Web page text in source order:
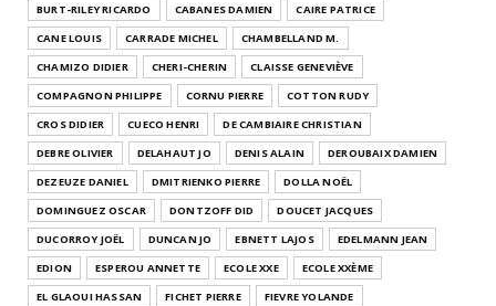
BURT-RILEY RICARDO
CABANES DAMIEN
CAIRE PATRICE
CANE LOUIS
CARRADE MICHEL
CHAMBELLAND M.
CHAMIZO DIDIER
CHERI-CHERIN
CLAISSE GENEVIÈVE
COMPAGNON PHILIPPE
CORNU PIERRE
COTTON RUDY
CROS DIDIER
CUECO HENRI
DE CAMBIAIRE CHRISTIAN
DEBRE OLIVIER
DELAHAUT JO DENIS ALAIN
DEROUBAIX DAMIEN
DEZEUZE DANIEL
DMITRIENKO PIERRE
DOLLA NOËL
DOMINGUEZ OSCAR
DONTZOFF DID
DOUCET JACQUES
DUCORROY JOËL
DUNCAN JO EBNETT LAJOS
EDELMANN JEAN
EDION
ESPEROU ANNETTE ECOLE XXE
ECOLE XXÈME
EL GLAOUI HASSAN
FICHET PIERRE
FIEVRE YOLANDE